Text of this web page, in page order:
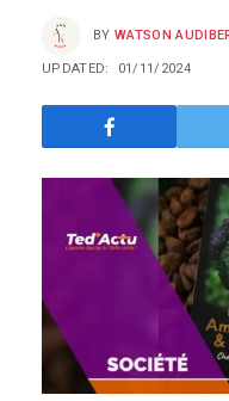
BY WATSON
UPDATED: 01/11/2024